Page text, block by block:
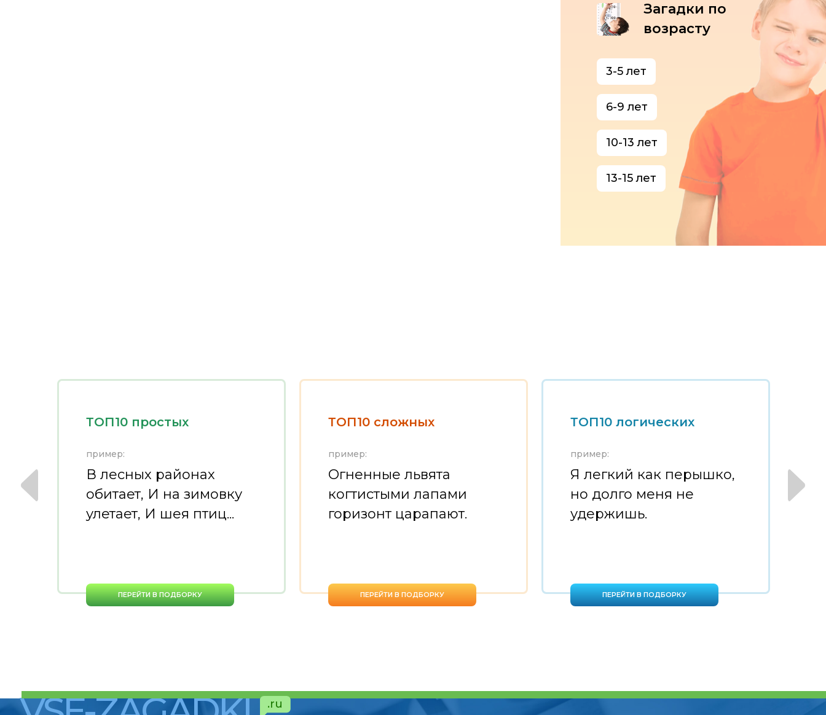
Загадки по
возрасту
3-5 лет
6-9 лет
10-13 лет
13-15 лет
ТОП10 простых
пример:
В лесных районах
обитает, И на зимовку
улетает, И шея птиц...
ПЕРЕЙТИ В ПОДБОРКУ
ТОП10 сложных
пример:
Огненные львята
когтистыми лапами
горизонт царапают.
ПЕРЕЙТИ В ПОДБОРКУ
ТОП10 логических
пример:
Я легкий как перышко,
но долго меня не
удержишь.
ПЕРЕЙТИ В ПОДБОРКУ
.ru